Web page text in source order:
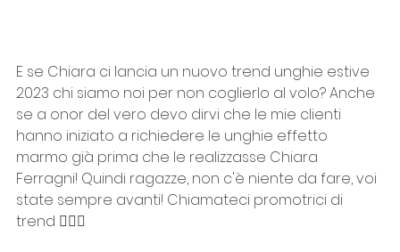
E se Chiara ci lancia un nuovo trend unghie estive
2023 chi siamo noi per non coglierlo al volo? Anche
se a onor del vero devo dirvi che le mie clienti
hanno iniziato a richiedere le unghie effetto
marmo già prima che le realizzasse Chiara
Ferragni! Quindi ragazze, non c'è niente da fare, voi
state sempre avanti! Chiamateci promotrici di
trend 💁🏼‍♀️